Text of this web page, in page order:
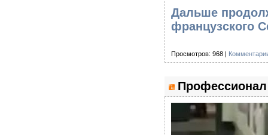
Дальше
французского
Просмотров: 968 |
Профессионал